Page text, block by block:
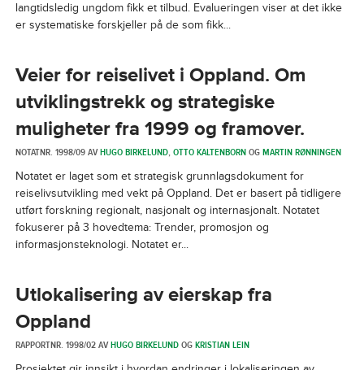
langtidsledig ungdom fikk et tilbud. Evalueringen viser at det ikke
er systematiske forskjeller på de som fikk...
Veier for reiselivet i Oppland. Om
utviklingstrekk og strategiske
muligheter fra 1999 og framover.
NOTATNR. 1998/09 AVHUGO BIRKELUND,OTTO KALTENBORNOGMARTIN RØNNINGEN
Notatet er laget som et strategisk grunnlagsdokument for
reiselivsutvikling med vekt på Oppland. Det er basert på tidligere
utført forskning regionalt, nasjonalt og internasjonalt. Notatet
fokuserer på 3 hovedtema: Trender, promosjon og
informasjonsteknologi. Notatet er...
Utlokalisering av eierskap fra
Oppland
RAPPORTNR. 1998/02 AVHUGO BIRKELUNDOGKRISTIAN LEIN